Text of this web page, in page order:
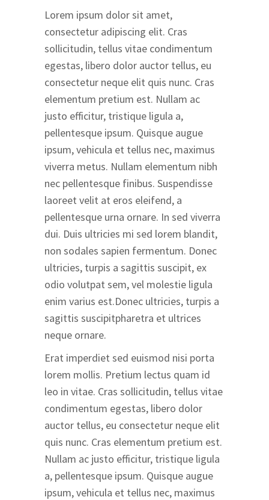
Lorem ipsum dolor sit amet,
consectetur adipiscing elit. Cras
sollicitudin, tellus vitae condimentum
egestas, libero dolor auctor tellus, eu
consectetur neque elit quis nunc. Cras
elementum pretium est. Nullam ac
justo efficitur, tristique ligula a,
pellentesque ipsum. Quisque augue
ipsum, vehicula et tellus nec, maximus
viverra metus. Nullam elementum nibh
nec pellentesque finibus. Suspendisse
laoreet velit at eros eleifend, a
pellentesque urna ornare. In sed viverra
dui. Duis ultricies mi sed lorem blandit,
non sodales sapien fermentum. Donec
ultricies, turpis a sagittis suscipit, ex
odio volutpat sem, vel molestie ligula
enim varius est.Donec ultricies, turpis a
sagittis suscipitpharetra et ultrices
neque ornare.
Erat imperdiet sed euismod nisi porta
lorem mollis. Pretium lectus quam id
leo in vitae. Cras sollicitudin, tellus vitae
condimentum egestas, libero dolor
auctor tellus, eu consectetur neque elit
quis nunc. Cras elementum pretium est.
Nullam ac justo efficitur, tristique ligula
a, pellentesque ipsum. Quisque augue
ipsum, vehicula et tellus nec, maximus